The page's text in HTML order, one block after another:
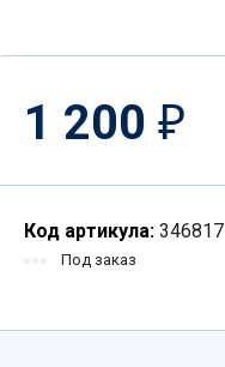
1 200 ₽
Код артикула: 346817
Под заказ